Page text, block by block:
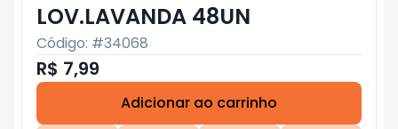
LOV.LAVANDA 48UN
Código: #34068
R$ 7,99
Adicionar ao carrinho